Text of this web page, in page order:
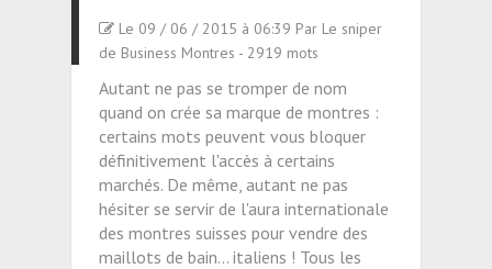
Le 09 / 06 / 2015 à 06:39 Par Le sniper
de Business Montres - 2919 mots
Autant ne pas se tromper de nom
quand on crée sa marque de montres :
certains mots peuvent vous bloquer
définitivement l'accès à certains
marchés. De même, autant ne pas
hésiter se servir de l'aura internationale
des montres suisses pour vendre des
maillots de bain... italiens ! Tous les